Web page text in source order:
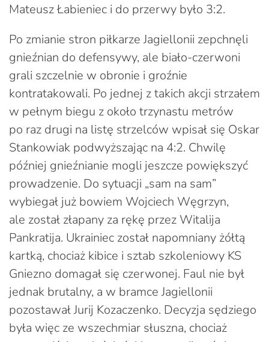
Mateusz Łabieniec i do przerwy było 3:2.
Po zmianie stron piłkarze Jagiellonii zepchnęli
gnieźnian do defensywy, ale biało-czerwoni
grali szczelnie w obronie i groźnie
kontratakowali. Po jednej z takich akcji strzałem
w pełnym biegu z około trzynastu metrów
po raz drugi na listę strzelców wpisał się Oskar
Stankowiak podwyższając na 4:2. Chwilę
później gnieźnianie mogli jeszcze powiększyć
prowadzenie. Do sytuacji „sam na sam”
wybiegał już bowiem Wojciech Węgrzyn,
ale został złapany za rękę przez Witalija
Pankratija. Ukrainiec został napomniany żółtą
kartką, chociaż kibice i sztab szkoleniowy KS
Gniezno domagał się czerwonej. Faul nie był
jednak brutalny, a w bramce Jagiellonii
pozostawał Jurij Kozaczenko. Decyzja sędziego
była więc ze wszechmiar słuszna, chociaż